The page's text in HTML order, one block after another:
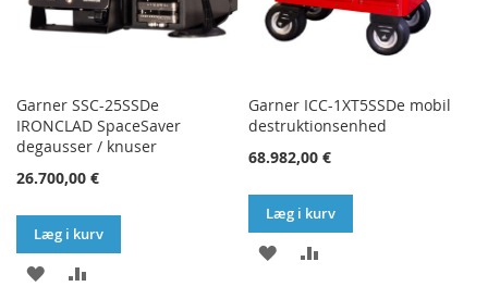
Garner SSC-25SSDe
IRONCLAD SpaceSaver
degausser / knuser
26.700,00 €
Læg i kurv
TILFØJ
Garner ICC-1XT5SSDe mobil
destruktionsenhed
68.982,00 €
Læg i kurv
TILFØJ